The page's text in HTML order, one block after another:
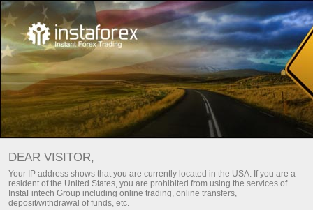
Utama About Us Mengapa Pilih Kami
Mengapa Pilih Kami?
InstaTrade telah beroperasi di industri Trade sejak tahun
2007 dan untuk tempoh ini telah berjaya mengukuhkan
syarikatnya, mencapai tempat terbaik dalam industri ini dan
DEAR VISITOR,
Your IP address shows that you are currently located in the USA. If you are a
resident of the United States, you are prohibited from using the services of
InstaFintech Group including online trading, online transfers,
deposit/withdrawal of funds, etc.